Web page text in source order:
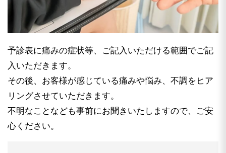
予診表に痛みの症状等、ご記入いただける範囲でご記
入いただきます。
その後、お客様が感じている痛みや悩み、不調をヒア
リングさせていただきます。
不明なことなども事前にお聞きいたしますので、ご安
心ください。